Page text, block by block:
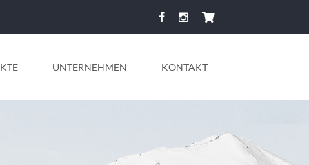
UNTERNEHMEN KONTAKT